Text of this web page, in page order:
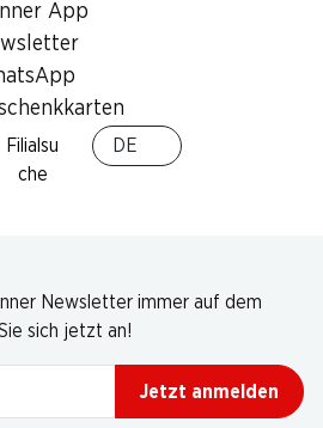
App
Filialsu
che
DE
Newsletter immer auf dem
sich jetzt an!
Jetzt anmelden